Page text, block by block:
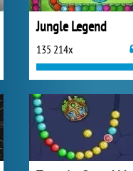
Jungle Legend
135 214x